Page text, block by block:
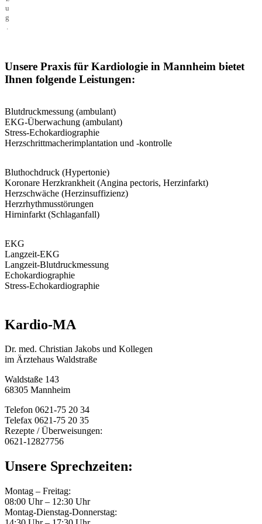
u
g
Unsere Praxis für Kardiologie in Mannheim bietet
Ihnen folgende Leistungen:
Blutdruckmessung (ambulant)
EKG-Überwachung (ambulant)
Stress-Echokardiographie
Herzschrittmacherimplantation und -kontrolle
Bluthochdruck (Hypertonie)
Koronare Herzkrankheit (Angina pectoris, Herzinfarkt)
Herzschwäche (Herzinsuffizienz)
Herzrhythmusstörungen
Hirninfarkt (Schlaganfall)
EKG
Langzeit-EKG
Langzeit-Blutdruckmessung
Echokardiographie
Stress-Echokardiographie
Kardio-MA
Dr. med. Christian Jakobs und Kollegen
im Ärztehaus Waldstraße
Waldstaße 143
68305 Mannheim
Telefon 0621-75 20 34
Telefax 0621-75 20 35
Rezepte / Überweisungen:
0621-12827756
Unsere Sprechzeiten:
Montag – Freitag:
08:00 Uhr – 12:30 Uhr
Montag-Dienstag-Donnerstag: